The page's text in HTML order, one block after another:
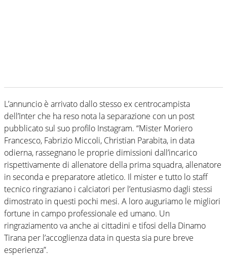
L’annuncio è arrivato dallo stesso ex centrocampista
dell’Inter che ha reso nota la separazione con un post
pubblicato sul suo profilo Instagram. “Mister Moriero
Francesco, Fabrizio Miccoli, Christian Parabita, in data
odierna, rassegnano le proprie dimissioni dall’incarico
rispettivamente di allenatore della prima squadra, allenatore
in seconda e preparatore atletico. Il mister e tutto lo staff
tecnico ringraziano i calciatori per l’entusiasmo dagli stessi
dimostrato in questi pochi mesi. A loro auguriamo le migliori
fortune in campo professionale ed umano. Un
ringraziamento va anche ai cittadini e tifosi della Dinamo
Tirana per l’accoglienza data in questa sia pure breve
esperienza”.